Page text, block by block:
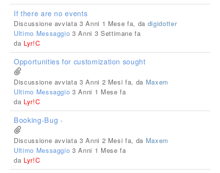
If there are no events
Discussione avviata 3 Anni 1 Mese fa, da digidotter
Ultimo Messaggio 3 Anni 3 Settimane fa
da Lyr!C
Opportunities for customization sought
Discussione avviata 3 Anni 2 Mesi fa, da Maxem
Ultimo Messaggio 3 Anni 1 Mese fa
da Lyr!C
Booking-Bug -
Discussione avviata 3 Anni 2 Mesi fa, da Maxem
Ultimo Messaggio 3 Anni 1 Mese fa
da Lyr!C